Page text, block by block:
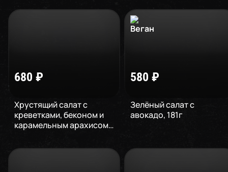
680 ₽
Хрустящий салат с
креветками, беконом и
карамельным арахисом,
580 ₽
Зелёный салат с
авокадо, 181г